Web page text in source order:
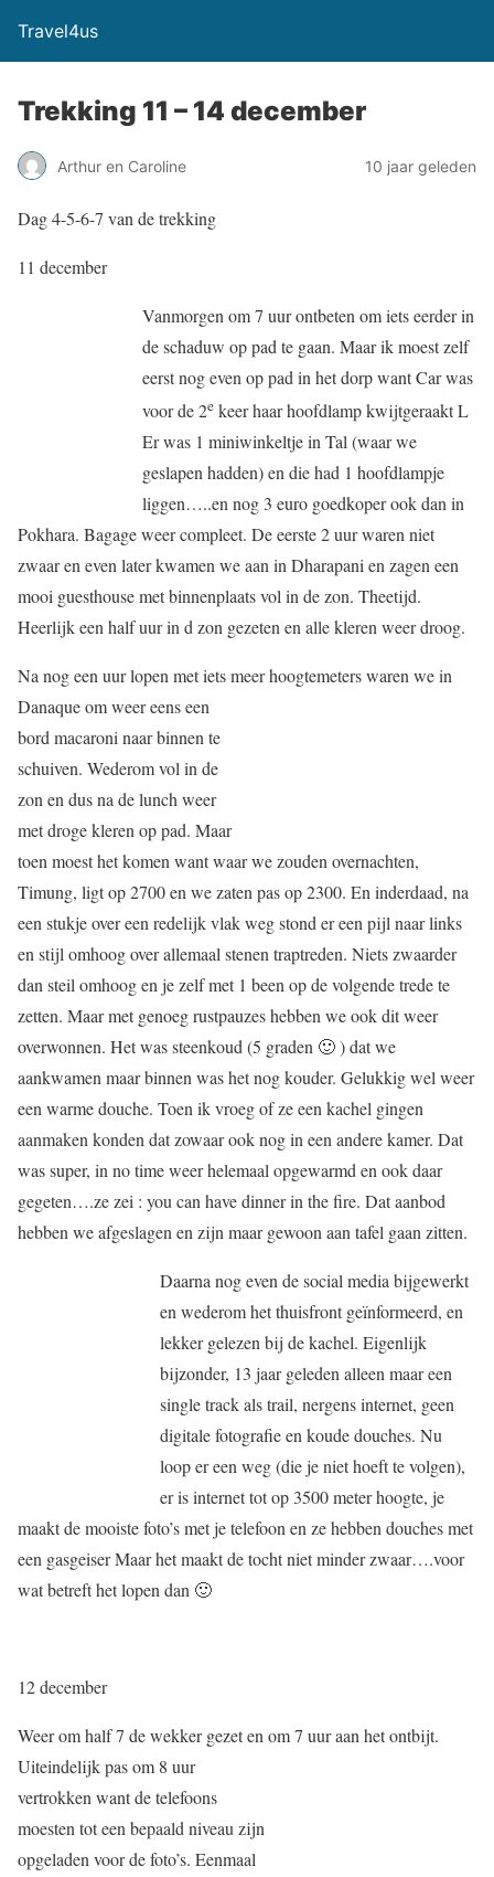
Travel4us
Trekking 11 – 14 december
Arthur en Caroline 10 jaar geleden
Dag 4-5-6-7 van de trekking
11 december
Vanmorgen om 7 uur ontbeten om iets eerder in
de schaduw op pad te gaan. Maar ik moest zelf
eerst nog even op pad in het dorp want Car was
voor de 2e keer haar hoofdlamp kwijtgeraakt L
Er was 1 miniwinkeltje in Tal (waar we
geslapen hadden) en die had 1 hoofdlampje
liggen…..en nog 3 euro goedkoper ook dan in
Pokhara. Bagage weer compleet. De eerste 2 uur waren niet
zwaar en even later kwamen we aan in Dharapani en zagen een
mooi guesthouse met binnenplaats vol in de zon. Theetijd.
Heerlijk een half uur in d zon gezeten en alle kleren weer droog.
Na nog een uur lopen met iets meer hoogtemeters waren we in
Danaque om weer eens een
bord macaroni naar binnen te
schuiven. Wederom vol in de
zon en dus na de lunch weer
met droge kleren op pad. Maar
toen moest het komen want waar we zouden overnachten,
Timung, ligt op 2700 en we zaten pas op 2300. En inderdaad, na
een stukje over een redelijk vlak weg stond er een pijl naar links
en stijl omhoog over allemaal stenen traptreden. Niets zwaarder
dan steil omhoog en je zelf met 1 been op de volgende trede te
zetten. Maar met genoeg rustpauzes hebben we ook dit weer
overwonnen. Het was steenkoud (5 graden 🙂 ) dat we
aankwamen maar binnen was het nog kouder. Gelukkig wel weer
een warme douche. Toen ik vroeg of ze een kachel gingen
aanmaken konden dat zowaar ook nog in een andere kamer. Dat
was super, in no time weer helemaal opgewarmd en ook daar
gegeten….ze zei : you can have dinner in the fire. Dat aanbod
hebben we afgeslagen en zijn maar gewoon aan tafel gaan zitten.
Daarna nog even de social media bijgewerkt
en wederom het thuisfront geïnformeerd, en
lekker gelezen bij de kachel. Eigenlijk
bijzonder, 13 jaar geleden alleen maar een
single track als trail, nergens internet, geen
digitale fotografie en koude douches. Nu
loop er een weg (die je niet hoeft te volgen),
er is internet tot op 3500 meter hoogte, je
maakt de mooiste foto’s met je telefoon en ze hebben douches met
een gasgeiser Maar het maakt de tocht niet minder zwaar….voor
wat betreft het lopen dan 🙂
12 december
Weer om half 7 de wekker gezet en om 7 uur aan het ontbijt.
Uiteindelijk pas om 8 uur
vertrokken want de telefoons
moesten tot een bepaald niveau zijn
opgeladen voor de foto’s. Eenmaal